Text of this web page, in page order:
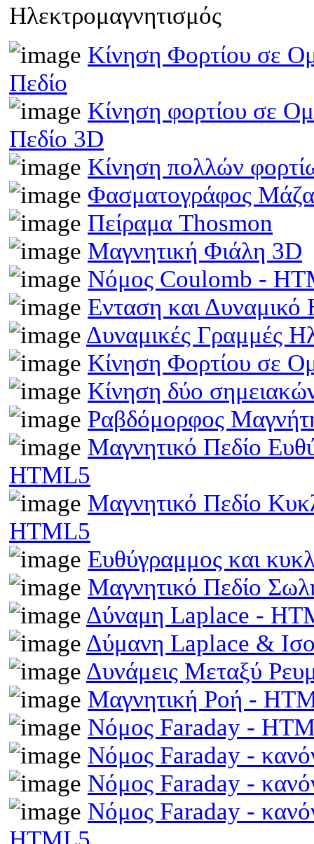
Ηλεκτρομαγνητισμός
Κίνηση Φορτίου σε
Πεδίο
Κίνηση φορτίου σε
Πεδίο 3D
Κίνηση πολλών
Φασματογράφος
Πείραμα Thosmon
Μαγνητική Φιάλη 3D
Νόμος Coulomb -
Ενταση και
Δυναμικές Γραμμές
Κίνηση Φορτίου σε
Κίνηση δύο
Ραβδόμορφος
Μαγνητικό Πεδίο
HTML5
Μαγνητικό Πεδίο
HTML5
Ευθύγραμμος και
Μαγνητικό Πεδίο
Δύναμη Laplace -
Δύμανη Laplace &
Δυνάμεις Μεταξύ
Μαγνητική Ροή -
Νόμος Faraday -
Νόμος Faraday -
Νόμος Faraday -
Νόμος Faraday -